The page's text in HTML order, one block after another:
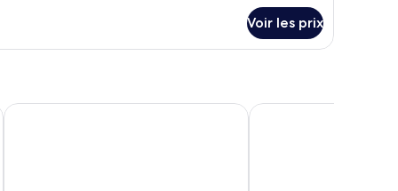
Voir les prix
Mar i Cel Hôtel & Spa Malibu Village